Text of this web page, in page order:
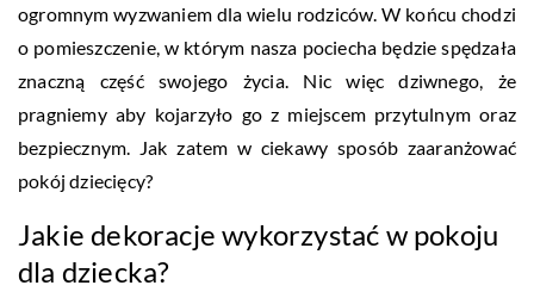
ogromnym wyzwaniem dla wielu rodziców. W końcu chodzi
o pomieszczenie, w którym nasza pociecha będzie spędzała
znaczną część swojego życia. Nic więc dziwnego, że
pragniemy aby kojarzyło go z miejscem przytulnym oraz
bezpiecznym. Jak zatem w ciekawy sposób zaaranżować
pokój dziecięcy?
Jakie dekoracje wykorzystać w pokoju
dla dziecka?